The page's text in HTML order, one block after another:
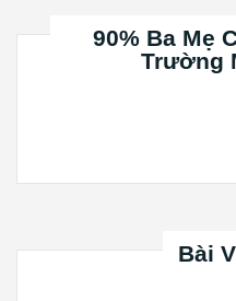
90% Ba Mẹ
Trường
Bài